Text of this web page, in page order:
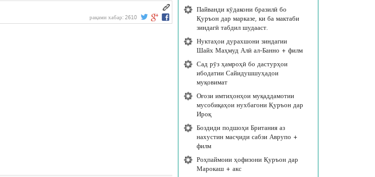
рақами хабар: 2610
Пайванди кӯдакони бразилӣ бо
Қуръон дар марказе, ки ба мактаби
зиндагӣ табдил шудааст.
Нуктаҳои дурахшони зиндагии
Шайх Маҳмуд Алӣ ал-Банно + филм
Сад рӯз ҳамроҳӣ бо дастурҳои
ибодатии Сайидушшуҳадои
муқовимат
Оғози имтиҳонҳои муқаддамотии
мусобиқаҳои нухбагони Қуръон дар
Ироқ
Боздиди подшоҳи Британия аз
нахустин масҷиди сабзи Аврупо +
филм
Роҳпаймоии ҳофизони Қуръон дар
Марокаш + акс